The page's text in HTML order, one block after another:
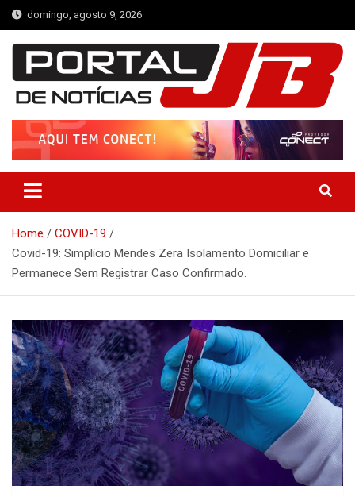
Skip
to
content
domingo, agosto 9, 2026
Portal de Notícias JB
Notícias de Simplício Mendes e Região
Home
COVID-19
Covid-19: Simplício Mendes Zera Isolamento Domiciliar e
Permanece Sem Registrar Caso Confirmado.